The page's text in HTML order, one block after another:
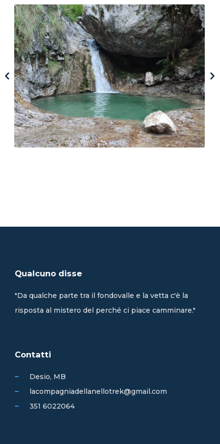
Qualcuno disse
"Da qualche parte tra il fondovalle e la vetta c'è la
risposta al mistero del perché ci piace camminare."
Contatti
Desio, MB
lacompagniadellanellotrek@gmail.com
351 6022064